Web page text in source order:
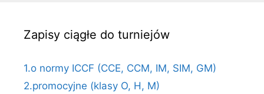
Zapisy ciągłe do turniejów
1.o normy ICCF (CCE, CCM, IM, SIM, GM)
2.promocyjne (klasy O, H, M)